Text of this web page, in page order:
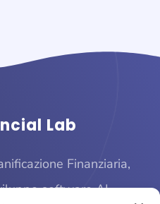
Lab
Finanziaria,
software AI